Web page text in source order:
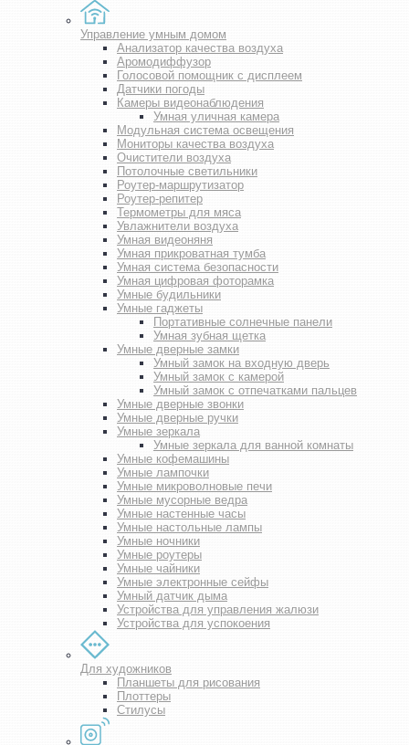
Управление умным домом
Анализатор качества воздуха
Аромодиффузор
Голосовой помощник с дисплеем
Датчики погоды
Камеры видеонаблюдения
Умная уличная камера
Модульная система освещения
Мониторы качества воздуха
Очистители воздуха
Потолочные светильники
Роутер-маршрутизатор
Роутер-репитер
Термометры для мяса
Увлажнители воздуха
Умная видеоняня
Умная прикроватная тумба
Умная система безопасности
Умная цифровая фоторамка
Умные будильники
Умные гаджеты
Портативные солнечные панели
Умная зубная щетка
Умные дверные замки
Умный замок на входную дверь
Умный замок с камерой
Умный замок с отпечатками пальцев
Умные дверные звонки
Умные дверные ручки
Умные зеркала
Умные зеркала для ванной комнаты
Умные кофемашины
Умные лампочки
Умные микроволновые печи
Умные мусорные ведра
Умные настенные часы
Умные настольные лампы
Умные ночники
Умные роутеры
Умные чайники
Умные электронные сейфы
Умный датчик дыма
Устройства для управления жалюзи
Устройства для успокоения
Для художников
Планшеты для рисования
Плоттеры
Стилусы